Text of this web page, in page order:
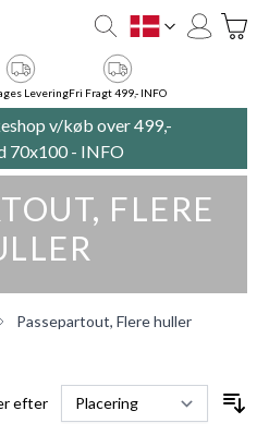
DK
LeveringFri Fragt 499,- INFO
v/køb over 499,-
70x100 - INFO
FLERE
Passepartout, Flere huller
efter